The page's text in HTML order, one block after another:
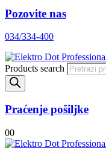
Pozovite nas
034/334-400
Products search
Praćenje pošiljke
00